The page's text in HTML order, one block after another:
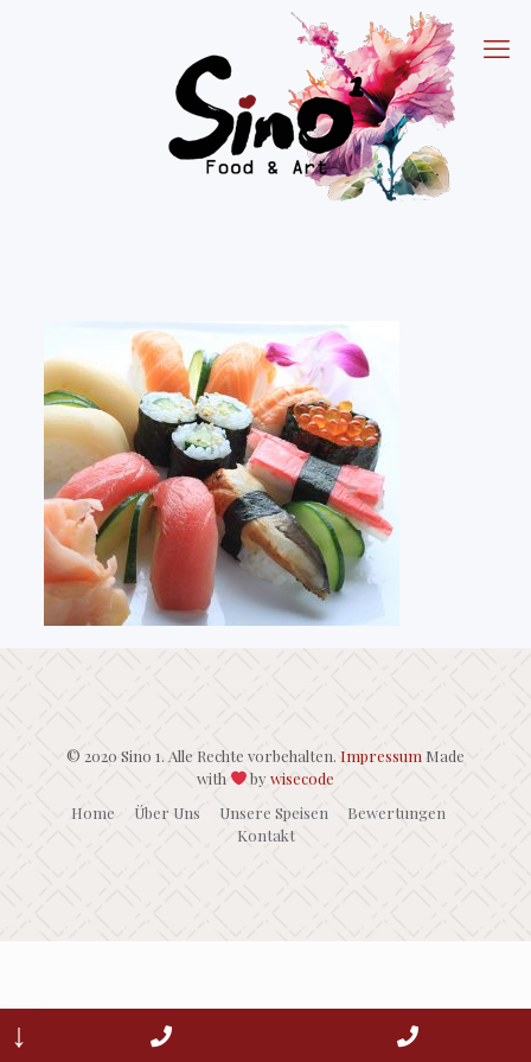
© 2020 Sino 1. Alle Rechte vorbehalten. Impressum Made
with
bywisecode
Home
Über Uns Unsere Speisen
Bewertungen
Kontakt
↓